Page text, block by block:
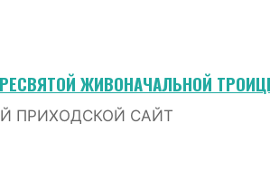
ЖИВОНАЧАЛЬНОЙ
ПРИХОДСКОЙ САЙТ